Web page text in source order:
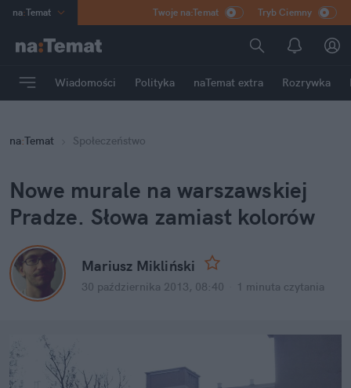
na:Temat
Poland
mama
Rozrywka
Twoje na:Temat Tryb Ciemny
Wiadomości Polityka naTemat extra Rozrywka
na:Temat Społeczeństwo
Nowe murale na warszawskiej
Pradze. Słowa zamiast kolorów
Mariusz Mikliński
30 października 2013, 08:40 1 minuta czytania